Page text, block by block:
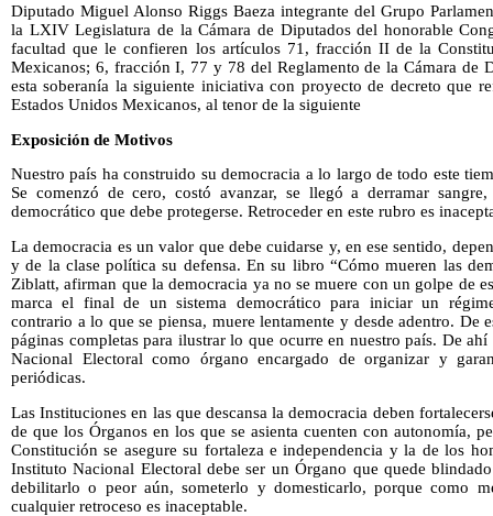
Diputado Miguel Alonso Riggs Baeza integrante del Grupo
la LXIV Legislatura de la Cámara de Diputados del honorable
facultad que le confieren los artículos 71, fracción II de la
Mexicanos; 6, fracción I, 77 y 78 del Reglamento de la Cámara de
esta soberanía la siguiente iniciativa con proyecto de decreto que
Estados Unidos Mexicanos, al tenor de la siguiente
Exposición de Motivos
Nuestro país ha construido su democracia a lo largo de todo este
Se comenzó de cero, costó avanzar, se llegó a derramar
democrático que debe protegerse. Retroceder en este rubro es
La democracia es un valor que debe cuidarse y, en ese sentido,
y de la clase política su defensa. En su libro “Cómo mueren las
Ziblatt, afirman que la democracia ya no se muere con un golpe de
marca el final de un sistema democrático para iniciar un
contrario a lo que se piensa, muere lentamente y desde adentro. De
páginas completas para ilustrar lo que ocurre en nuestro país. De
Nacional Electoral como órgano encargado de organizar y
periódicas.
Las Instituciones en las que descansa la democracia deben
de que los Órganos en los que se asienta cuenten con autonomía,
Constitución se asegure su fortaleza e independencia y la de los
Instituto Nacional Electoral debe ser un Órgano que quede
debilitarlo o peor aún, someterlo y domesticarlo, porque como
cualquier retroceso es inaceptable.